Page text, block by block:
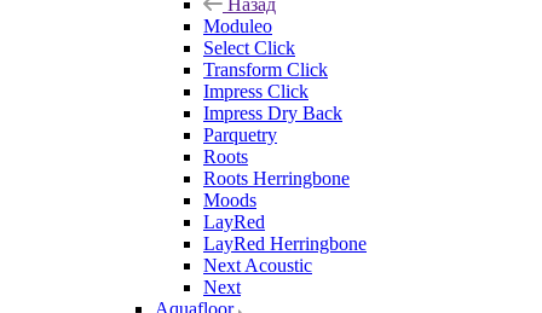
Назад
Moduleo
Select Click
Transform Click
Impress Click
Impress Dry Back
Parquetry
Roots
Roots Herringbone
Moods
LayRed
LayRed Herringbone
Next Acoustic
Next
Aquafloor